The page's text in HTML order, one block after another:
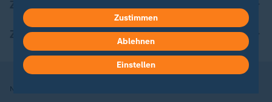
ZDFheute Apps
Nutzungsbedingungen
Hier findest du das Impressum.
Weitere Informationen findest du in unserer
Datenschutzerklärung.
Zustimmen
Ablehnen
Einstellen